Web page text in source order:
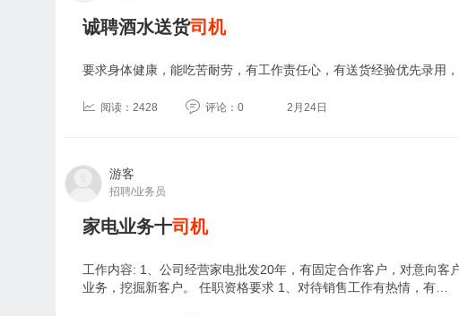
诚聘酒水送货司机
要求身体健康，能吃苦耐劳，有工作责任心，有送货经验优先录用
阅读：2428 评论：0 2月24日
游客
招聘/业务员
家电业务十司机
工作内容: 1、公司经营家电批发20年，有固定合作客户，对意向客
业务，挖掘新客户。 任职资格要求 1、对待销售工作有热情，有…